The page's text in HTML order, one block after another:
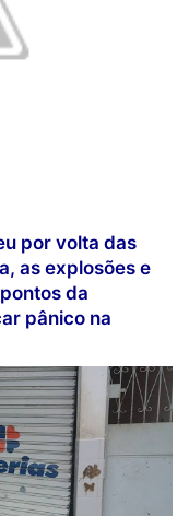
por volta das
as explosões e
da
pânico na